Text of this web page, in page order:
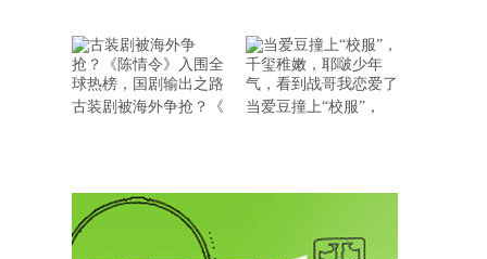
古装剧被海外争抢？《 当爱豆撞上“校服”，